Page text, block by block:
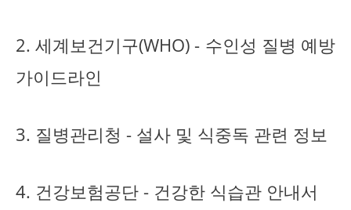
2. 세계보건기구(WHO) - 수인성 질병 예방
가이드라인
3. 질병관리청 - 설사 및 식중독 관련 정보
4. 건강보험공단 - 건강한 식습관 안내서